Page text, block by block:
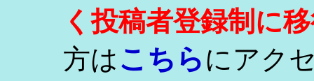
く投稿者登録制に
方はこちらにアク